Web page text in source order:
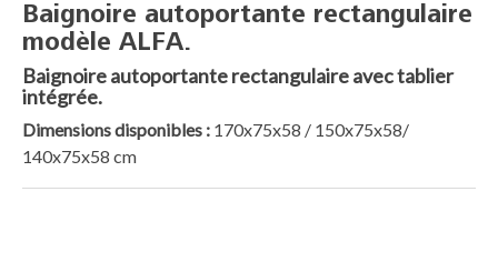
Baignoire autoportante rectangulaire
modèle ALFA.
Baignoire autoportante rectangulaire avec tablier
intégrée.
Dimensions disponibles : 170x75x58 / 150x75x58/
140x75x58 cm